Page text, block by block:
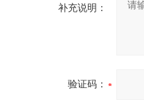
补充说明：
验证码：